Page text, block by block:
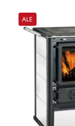
ALE